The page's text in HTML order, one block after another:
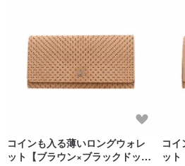
コインも入る薄いロングウォレ
ット【ブラウン×ブラックドッ
コ
ッ